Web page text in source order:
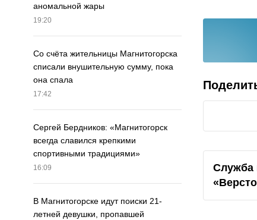
аномальной жары
19:20
Со счёта жительницы Магнитогорска
списали внушительную сумму, пока
она спала
17:42
Сергей Бердников: «Магнитогорск
всегда славился крепкими
спортивными традициями»
16:09
В Магнитогорске идут поиски 21-
летней девушки, пропавшей
Служба